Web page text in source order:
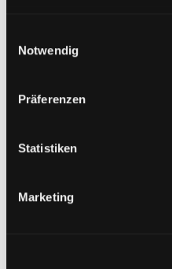
Notwendig
Präferenzen
Statistiken
Marketing
SIZING
CARE INSTRUCTIONS